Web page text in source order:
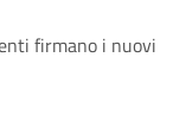
firmano i nuovi